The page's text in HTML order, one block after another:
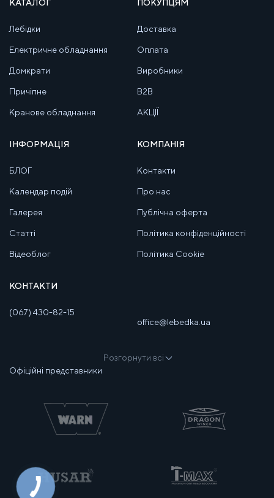
КАТАЛОГ
Лебідки
Електричне обладнання
Домкрати
Причіпне
Кранове обладнання
ПОКУПЦЯМ
Доставка
Оплата
Виробники
B2B
АКЦІЇ
ІНФОРМАЦІЯ
БЛОГ
Календар подій
Галерея
Статті
Відеоблог
КОМПАНІЯ
Контакти
Про нас
Публічна оферта
Політика конфіденційності
Політика Cookie
КОНТАКТИ
(067) 430-82-15
office@lebedka.ua
Розгорнути всі
Офіційні представники